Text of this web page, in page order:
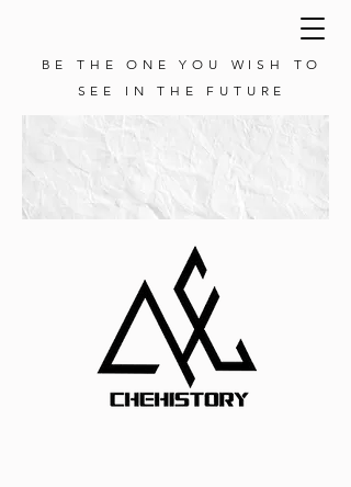
BE THE ONE YOU WISH TO
SEE IN THE FUTURE